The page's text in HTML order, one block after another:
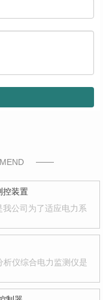
控装置
公司为了适应电力系
析仪综合电力监测仪是